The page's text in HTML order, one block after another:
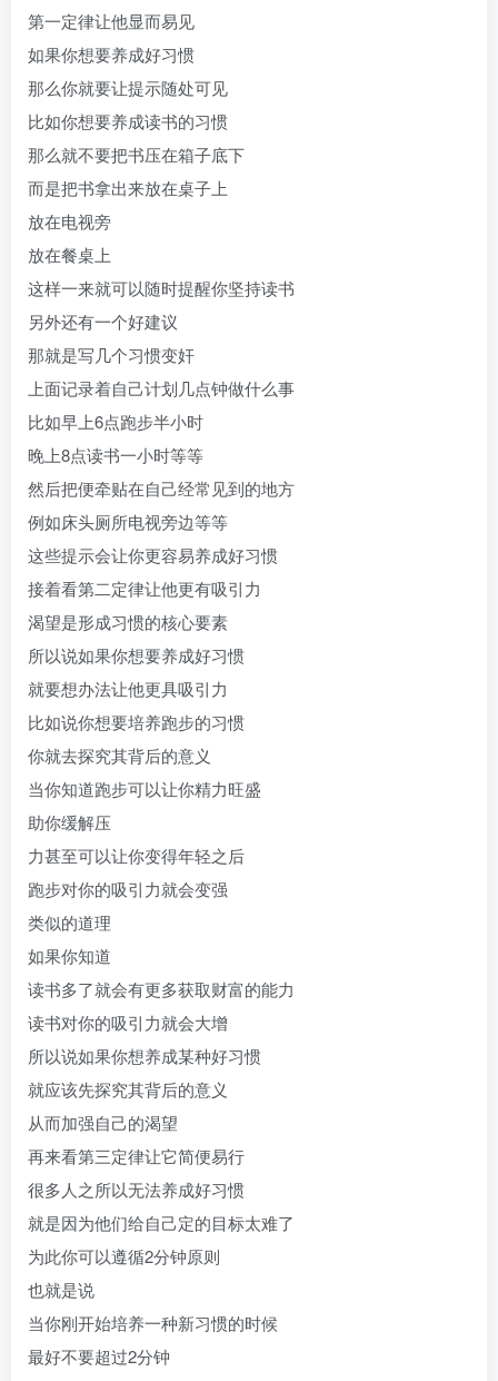
第一定律让他显而易见
如果你想要养成好习惯
那么你就要让提示随处可见
比如你想要养成读书的习惯
那么就不要把书压在箱子底下
而是把书拿出来放在桌子上
放在电视旁
放在餐桌上
这样一来就可以随时提醒你坚持读书
另外还有一个好建议
那就是写几个习惯变奸
上面记录着自己计划几点钟做什么事
比如早上6点跑步半小时
晚上8点读书一小时等等
然后把便牵贴在自己经常见到的地方
例如床头厕所电视旁边等等
这些提示会让你更容易养成好习惯
接着看第二定律让他更有吸引力
渴望是形成习惯的核心要素
所以说如果你想要养成好习惯
就要想办法让他更具吸引力
比如说你想要培养跑步的习惯
你就去探究其背后的意义
当你知道跑步可以让你精力旺盛
助你缓解压
力甚至可以让你变得年轻之后
跑步对你的吸引力就会变强
类似的道理
如果你知道
读书多了就会有更多获取财富的能力
读书对你的吸引力就会大增
所以说如果你想养成某种好习惯
就应该先探究其背后的意义
从而加强自己的渴望
再来看第三定律让它简便易行
很多人之所以无法养成好习惯
就是因为他们给自己定的目标太难了
为此你可以遵循2分钟原则
也就是说
当你刚开始培养一种新习惯的时候
最好不要超过2分钟